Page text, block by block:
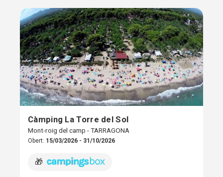
Càmping La Torre del Sol
Mont-roig del camp - TARRAGONA
Obert: 15/03/2026 - 31/10/2026
🎁